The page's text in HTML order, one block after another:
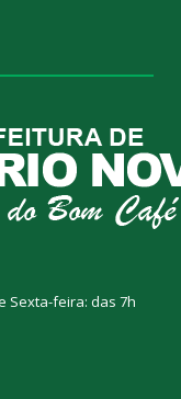
Sexta-feira: das 7h